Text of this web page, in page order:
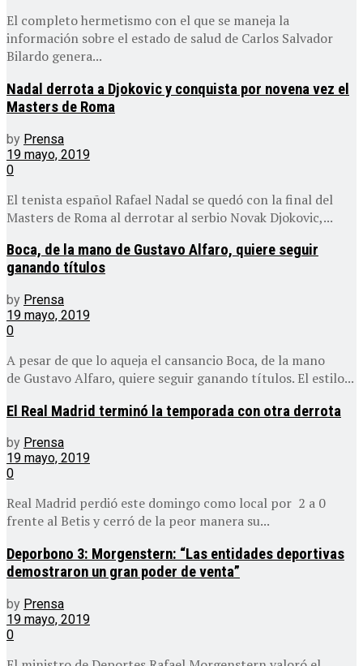
El completo hermetismo con el que se maneja la
información sobre el estado de salud de Carlos Salvador
Bilardo genera...
Nadal derrota a Djokovic y conquista por novena vez el
Masters de Roma
by Prensa
19 mayo, 2019
0
El tenista español Rafael Nadal se quedó con la final del
Masters de Roma al derrotar al serbio Novak Djokovic,...
Boca, de la mano de Gustavo Alfaro, quiere seguir
ganando títulos
by Prensa
19 mayo, 2019
0
A pesar de que lo aqueja el cansancio Boca, de la mano
de Gustavo Alfaro, quiere seguir ganando títulos. El estilo...
El Real Madrid terminó la temporada con otra derrota
by Prensa
19 mayo, 2019
0
Real Madrid perdió este domingo como local por 2 a 0
frente al Betis y cerró de la peor manera su...
Deporbono 3: Morgenstern: “Las entidades deportivas
demostraron un gran poder de venta”
by Prensa
19 mayo, 2019
0